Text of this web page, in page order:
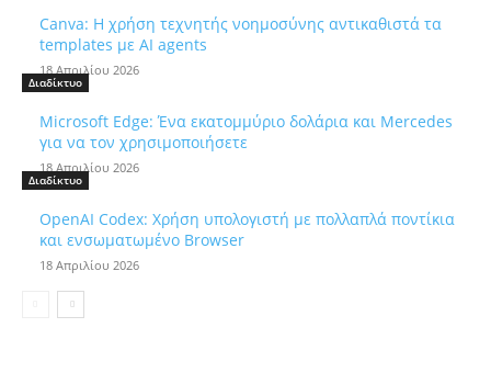
Canva: Η χρήση τεχνητής νοημοσύνης αντικαθιστά τα
templates με AI agents
18 Απριλίου 2026
Διαδίκτυο
Microsoft Edge: Ένα εκατομμύριο δολάρια και Mercedes
για να τον χρησιμοποιήσετε
18 Απριλίου 2026
Διαδίκτυο
OpenAI Codex: Χρήση υπολογιστή με πολλαπλά ποντίκια
και ενσωματωμένο Browser
18 Απριλίου 2026